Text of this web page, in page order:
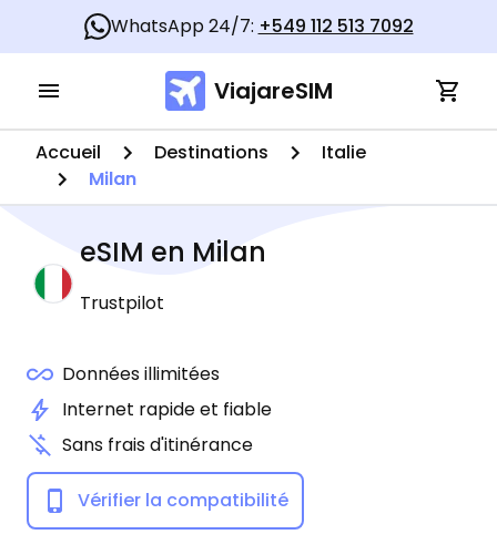
WhatsApp 24/7: +549 112 513 7092
ViajareSIM
Accueil Destinations
Italie
Milan
eSIM en Milan
Trustpilot
Données illimitées
Internet rapide et fiable
Sans frais d'itinérance
Vérifier la compatibilité